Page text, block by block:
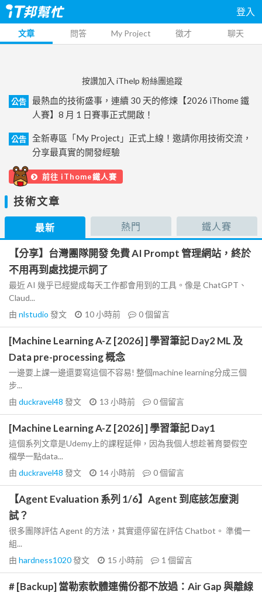
登入
文章 問答 My Project 徵才 聊天
按讚加入 iThelp 粉絲團追蹤
公告
最熱血的技術盛事，連續 30 天的修煉【2026 iThome 鐵
人賽】8 月 1 日賽事正式開啟！
公告
全新專區「My Project」正式上線！邀請你用技術交流，
分享最真實的開發經驗
前往 iThome鐵人賽
技術文章
最新 熱門 鐵人賽
【分享】台灣團隊開發 免費 AI Prompt 管理網站，終於
不用再到處找提示詞了
最近 AI 幾乎已經變成每天工作都會用到的工具。像是 ChatGPT、
Claud...
由 nlstudio 發文 10 小時前 0個留言
[Machine Learning A-Z [2026] ] 學習筆記 Day2 ML 及
Data pre-processing 概念
一邊要上課一邊還要寫這個不容易! 整個machine learning分成三個
步...
由 duckravel48 發文 13 小時前 0個留言
[Machine Learning A-Z [2026] ] 學習筆記 Day1
這個系列文章是Udemy上的課程延伸，因為我個人想趁著育嬰假空
檔學一點data...
由 duckravel48 發文 14 小時前 0個留言
【Agent Evaluation 系列 1/6】Agent 到底該怎麼測
試？
很多團隊評估 Agent 的方法，其實還停留在評估 Chatbot。 準備一
組...
由 hardness1020發文 15 小時前 1 個留言
# [Backup] 當勒索軟體連備份都不放過：Air Gap 與離線